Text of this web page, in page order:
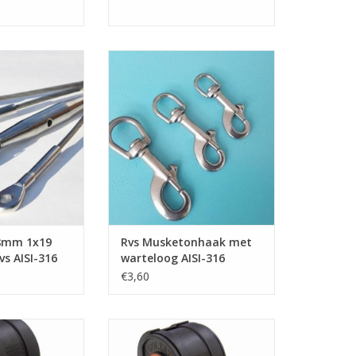
spanner/gaffel
WINKELWAGEN
1x19
AISI-316
warteloog AISI-316, in 3
afmetingen: Lengte 64mm ,
80mm , 90mm.
TOEVOEGEN AAN WINKELWAGEN
Rvs Musketonhaak met
warteloog AISI-316
€3,60
TS900 met 8
robuuste
Trailer handlier Goliath TS700
met 6 mtr trekband, robuuste